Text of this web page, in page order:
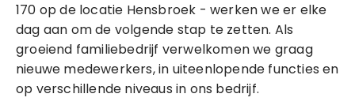
170 op de locatie Hensbroek - werken we er elke
dag aan om de volgende stap te zetten. Als
groeiend familiebedrijf verwelkomen we graag
nieuwe medewerkers, in uiteenlopende functies en
op verschillende niveaus in ons bedrijf.